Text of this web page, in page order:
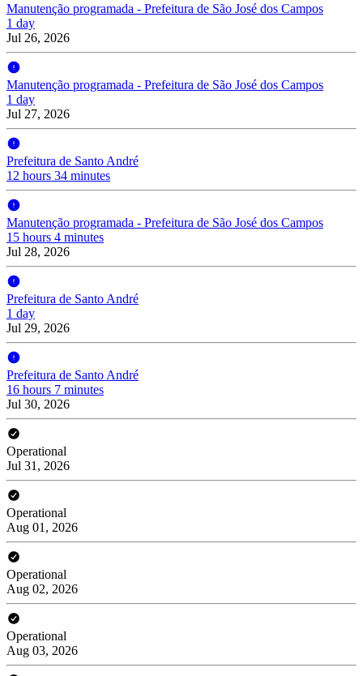
Manutenção programada - Prefeitura de São José dos Campos
1 day
Jul 26, 2026
Manutenção programada - Prefeitura de São José dos Campos
1 day
Jul 27, 2026
Prefeitura de Santo André
12 hours 34 minutes
Manutenção programada - Prefeitura de São José dos Campos
15 hours 4 minutes
Jul 28, 2026
Prefeitura de Santo André
1 day
Jul 29, 2026
Prefeitura de Santo André
16 hours 7 minutes
Jul 30, 2026
Operational
Jul 31, 2026
Operational
Aug 01, 2026
Operational
Aug 02, 2026
Operational
Aug 03, 2026